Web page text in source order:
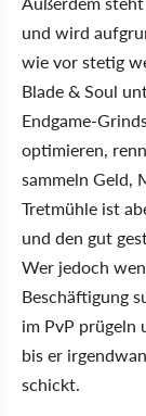
und wird
wie vor stetig
Blade & Soul
Endgame-
optimieren,
sammeln Geld,
Tretmühle ist
und den gut
Wer jedoch
Beschäftigung
im PvP prügeln
bis er
schickt.